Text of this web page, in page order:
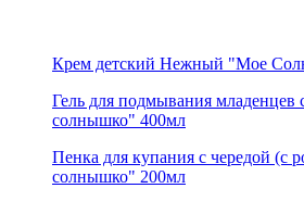
Крем детский Нежный "Мое
Гель для подмывания младенцев
солнышко" 400мл
Пенка для купания с чередой (с
солнышко" 200мл